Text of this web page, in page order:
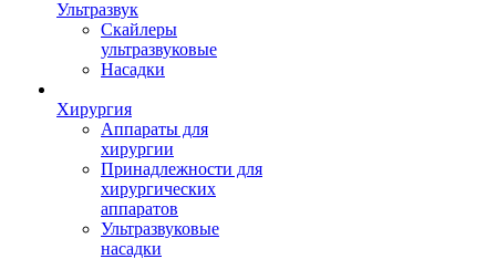
Ультразвук
Скайлеры
ультразвуковые
Насадки
Хирургия
Аппараты для
хирургии
Принадлежности для
хирургических
аппаратов
Ультразвуковые
насадки